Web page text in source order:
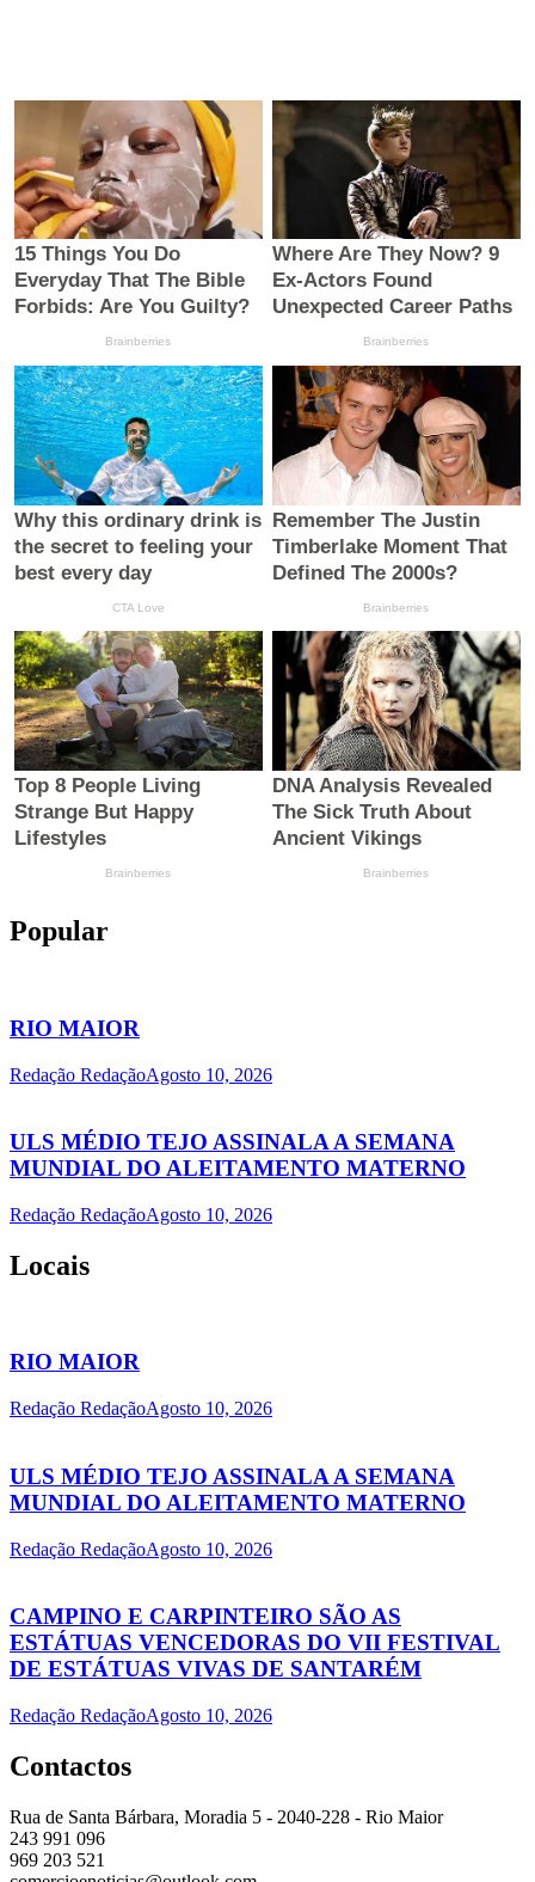
Popular
RIO MAIOR
Redação RedaçãoAgosto 10, 2026
ULS MÉDIO TEJO ASSINALA A SEMANA
MUNDIAL DO ALEITAMENTO MATERNO
Redação RedaçãoAgosto 10, 2026
Locais
RIO MAIOR
Redação RedaçãoAgosto 10, 2026
ULS MÉDIO TEJO ASSINALA A SEMANA
MUNDIAL DO ALEITAMENTO MATERNO
Redação RedaçãoAgosto 10, 2026
CAMPINO E CARPINTEIRO SÃO AS
ESTÁTUAS VENCEDORAS DO VII FESTIVAL
DE ESTÁTUAS VIVAS DE SANTARÉM
Redação RedaçãoAgosto 10, 2026
Contactos
Rua de Santa Bárbara, Moradia 5 - 2040-228 - Rio Maior
243 991 096
969 203 521